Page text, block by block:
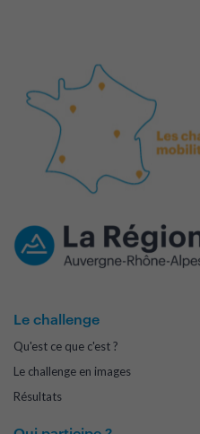
Le challenge
Qu'est ce que c'est ?
Le challenge en images
Résultats